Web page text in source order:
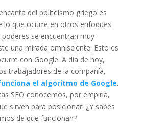
del politeísmo griego es
lo que ocurre en otros enfoques
se encuentran muy
una mirada omnisciente. Esto es
con Google. A día de hoy,
trabajadores de la compañía,
el algoritmo de Google.
SEO conocemos, por empiria,
sirven para posicionar. ¿Y sabes
de que funcionan?